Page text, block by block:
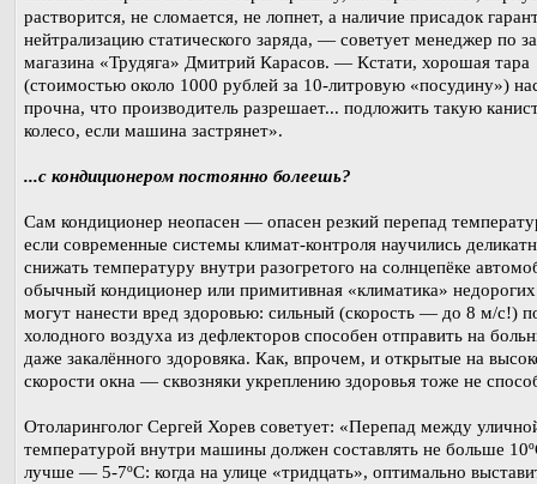
растворится, не сломается, не лопнет, а наличие присадок
нейтрализацию статического заряда, — советует менеджер по
магазина «Трудяга» Дмитрий Карасов. — Кстати, хорошая тара
(стоимостью около 1000 рублей за 10-литровую «посудину»)
прочна, что производитель разрешает... подложить такую
колесо, если машина застрянет».
...с кондиционером постоянно болеешь?
Сам кондиционер неопасен — опасен резкий перепад
если современные системы климат-контроля научились
снижать температуру внутри разогретого на солнцепёке
обычный кондиционер или примитивная «климатика»
могут нанести вред здоровью: сильный (скорость — до 8 м/c!)
холодного воздуха из дефлекторов способен отправить на
даже закалённого здоровяка. Как, впрочем, и открытые на
скорости окна — сквозняки укреплению здоровья тоже не
Отоларинголог Сергей Хорев советует: «Перепад между
температурой внутри машины должен составлять не больше
лучше — 5-7ºС: когда на улице «тридцать», оптимально